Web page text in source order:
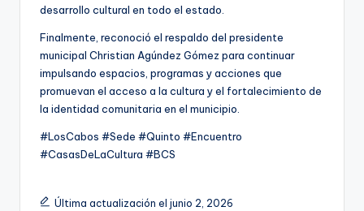
desarrollo cultural en todo el estado.
Finalmente, reconoció el respaldo del presidente
municipal Christian Agúndez Gómez para continuar
impulsando espacios, programas y acciones que
promuevan el acceso a la cultura y el fortalecimiento de
la identidad comunitaria en el municipio.
#LosCabos #Sede #Quinto #Encuentro
#CasasDeLaCultura #BCS
Última actualización el junio 2, 2026